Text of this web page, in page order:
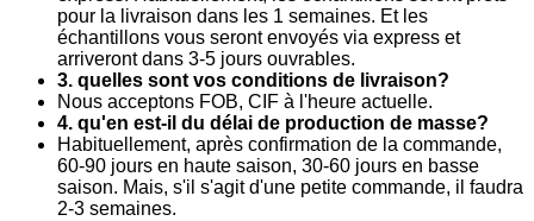
pour la livraison dans les 1 semaines. Et les
échantillons vous seront envoyés via express et
arriveront dans 3-5 jours ouvrables.
3. quelles sont vos conditions de livraison?
Nous acceptons FOB, CIF à l'heure actuelle.
4. qu'en est-il du délai de production de masse?
Habituellement, après confirmation de la commande,
60-90 jours en haute saison, 30-60 jours en basse
saison. Mais, s'il s'agit d'une petite commande, il faudra
2-3 semaines.